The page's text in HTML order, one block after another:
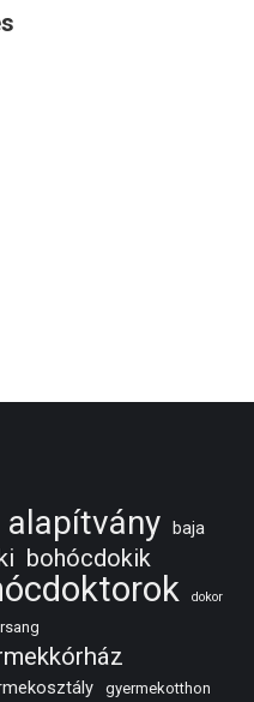
alapítvány baja
bohócdokik
dokor
gyermekotthon